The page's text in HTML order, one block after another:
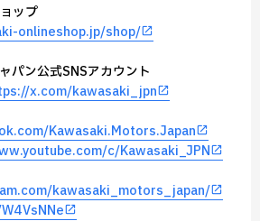
ップ
onlineshop.jp/shop/
パン公式SNSアカウント
x.com/kawasaki_jpn
Kawasaki.Motors.Japan
c/Kawasaki_JPN
kawasaki_motors_japan/